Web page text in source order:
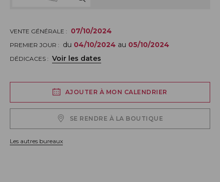
VENTE GÉNÉRALE : 07/10/2024
PREMIER JOUR : du 04/10/2024 au 05/10/2024
DÉDICACES : Voir les dates
AJOUTER À MON CALENDRIER
SE RENDRE À LA BOUTIQUE
Les autres bureaux